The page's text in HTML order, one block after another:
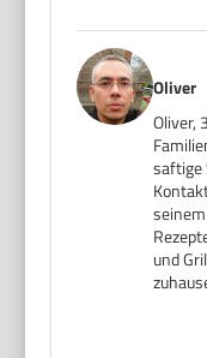
Oliver
Oliver,
saftige
und